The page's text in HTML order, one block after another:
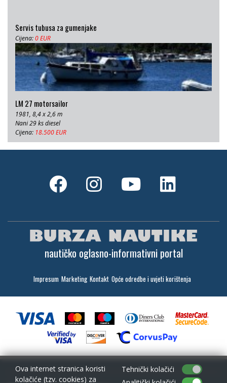
Servis tubusa za gumenjake
Cijena:0 EUR
LM 27 motorsailor
1981, 8,4 x 2,6 m
Nani 29 ks diesel
Cijena: 18.500 EUR
nautičko oglasno-informativni portal
Impresum Marketing Kontakt Opće odredbe i uvjeti korištenja
Ova internet stranica koristi
kolačiće (tzv. cookies) za
Tehnički kolačići